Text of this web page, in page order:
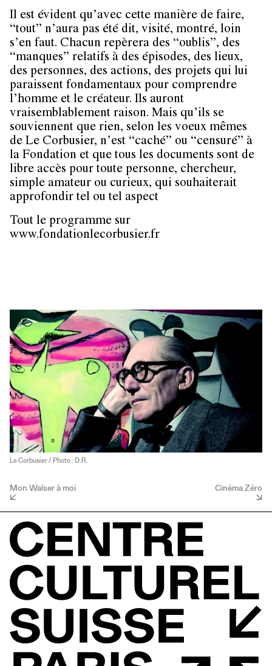
Il est évident qu’avec cette manière de faire,
“tout” n’aura pas été dit, visité, montré, loin
s’en faut. Chacun repèrera des “oublis”, des
“manques” relatifs à des épisodes, des lieux,
des personnes, des actions, des projets qui lui
paraissent fondamentaux pour comprendre
l’homme et le créateur. Ils auront
vraisemblablement raison. Mais qu’ils se
souviennent que rien, selon les voeux mêmes
de Le Corbusier, n’est “caché” ou “censuré” à
la Fondation et que tous les documents sont de
libre accès pour toute personne, chercheur,
simple amateur ou curieux, qui souhaiterait
approfondir tel ou tel aspect
Tout le programme sur
www.fondationlecorbusier.fr
Le Corbusier / Photo : D.R.
Mon Walser à moi Cinéma Zéro